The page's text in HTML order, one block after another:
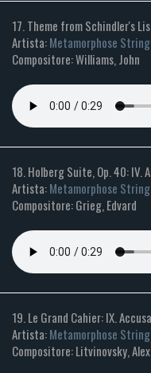
17. Theme from Schindler's
Artista:Metamorphose
Compositore: Williams, John
18. Holberg Suite, Op. 40: IV.
Artista:Metamorphose
Compositore: Grieg, Edvard
19. Le Grand Cahier: IX.
Artista:Metamorphose
Compositore: Litvinovsky,